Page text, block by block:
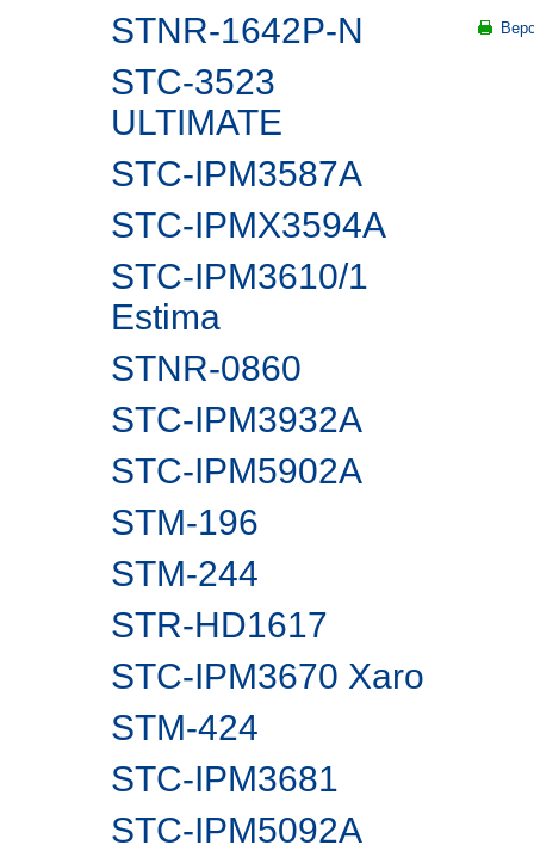
STNR-1642P-N
STC-3523
ULTIMATE
STC-IPM3587A
STC-IPMX3594A
STC-IPM3610/1
Estima
STNR-0860
STC-IPM3932A
STC-IPM5902А
STM-196
STM-244
STR-HD1617
STC-IPM3670 Xaro
STM-424
STC-IPM3681
STC-IPM5092A